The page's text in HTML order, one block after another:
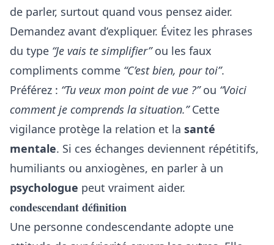
de parler, surtout quand vous pensez aider.
Demandez avant d’expliquer. Évitez les phrases
du type “Je vais te simplifier”ou les faux
compliments comme “C’est bien, pour toi”.
Préférez : “Tu veux mon point de vue ?”ou “Voici
comment je comprends la situation.”Cette
vigilance protège la relation et la santé
mentale. Si ces échanges deviennent répétitifs,
humiliants ou anxiogènes, en parler à un
psychologue peut vraiment aider.
condescendant définition
Une personne condescendante adopte une